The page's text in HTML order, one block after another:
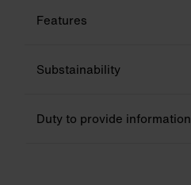
Features
Substainability
Duty to provide information